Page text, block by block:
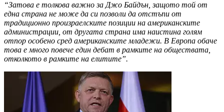
“Затова е толкова важно за Джо Байдън, защото той от
една страна не може да си позволи да отстъпи от
традиционно произраелските позиции на американските
администрации, от другата страна има наистина голям
отпор особено сред американските младежи. В Европа обаче
това е много повече един дебат в рамките на обществата,
отколкото в рамките на елитите”.